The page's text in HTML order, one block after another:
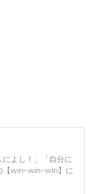
よし！」「自分に
【win-win-win】に